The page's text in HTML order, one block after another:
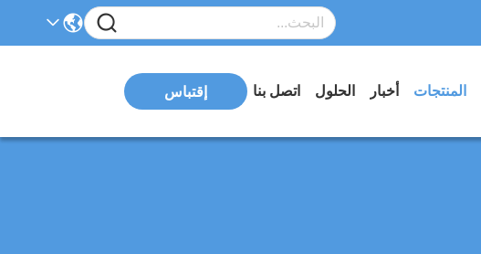
المنتجات أخبار الحلول اتصل بنا إقتباس